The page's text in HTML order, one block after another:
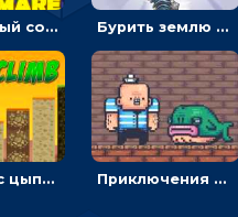
Кошмарный сон Нуба: балансируй, чтобы выжить Бурить землю с миньоном, чтобы собирать ископаемые - приключения
Прыгать с цыпленком по столбикам вверх, чтобы собирать время - гиперказуальные Приключения Пиратские бомбы: собирать взрывчатку, пока не поднялась вода